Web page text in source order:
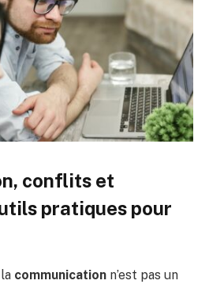
conflits et
pratiques pour
communication n’est pas un